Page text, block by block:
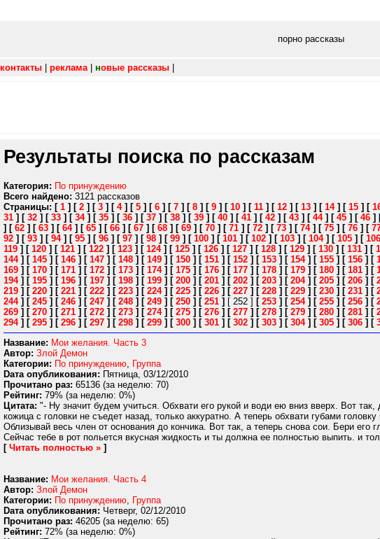
порно рассказы
контакты реклама| новые рассказы
Результаты поиска по рассказам
Категория: По принуждению
Всего найдено: 3121 рассказов
Страницы: [ 1 ] [ 2 ] [ 3 ] [ 4] [ 5 ] [ 6 ] [ 7 ] [ 8 ] [ 9 ] [ 10 ] [ 11 ] [ 12 ] [ 13 ] [ 14] [ 15 ] [
31 ] [ 32 ] [ 33 ] [ 34] [ 35 ] [ 36 ] [ 37 ] [ 38 ] [ 39 ] [ 40 ] [ 41 ] [ 42 ] [ 43 ] [ 44] [ 45 ] [ 46 ]
] [ 62 ] [ 63 ] [ 64] [ 65 ] [ 66 ] [ 67 ] [ 68 ] [ 69 ] [ 70 ] [ 71 ] [ 72 ] [ 73 ] [ 74] [ 75 ] [ 76 ] [
92 ] [ 93 ] [ 94] [ 95 ] [ 96 ] [ 97 ] [ 98 ] [ 99 ] [ 100 ] [ 101 ] [ 102 ] [ 103 ] [ 104] [ 105 ] [ 106
119 ] [ 120 ] [ 121 ] [ 122 ] [ 123 ] [ 124] [ 125 ] [ 126 ] [ 127 ] [ 128 ] [ 129 ] [ 130 ] [ 131 ] [
144] [ 145 ] [ 146 ] [ 147 ] [ 148 ] [ 149 ] [ 150 ] [ 151 ] [ 152 ] [ 153 ] [ 154] [ 155 ] [ 156 ] [
169 ] [ 170 ] [ 171 ] [ 172 ] [ 173 ] [ 174] [ 175 ] [ 176 ] [ 177 ] [ 178 ] [ 179 ] [ 180 ] [ 181 ] [
194] [ 195 ] [ 196 ] [ 197 ] [ 198 ] [ 199 ] [ 200 ] [ 201 ] [ 202 ] [ 203 ] [ 204] [ 205 ] [ 206 ] [
219 ] [ 220 ] [ 221 ] [ 222 ] [ 223 ] [ 224] [ 225 ] [ 226 ] [ 227 ] [ 228 ] [ 229 ] [ 230 ] [ 231 ] [
244] [ 245 ] [ 246 ] [ 247 ] [ 248 ] [ 249 ] [ 250 ] [ 251 ] [ 252 ] [ 253 ] [ 254] [ 255 ] [ 256 ] [
269 ] [ 270 ] [ 271 ] [ 272 ] [ 273 ] [ 274] [ 275 ] [ 276 ] [ 277 ] [ 278 ] [ 279 ] [ 280 ] [ 281 ] [
294] [ 295 ] [ 296 ] [ 297 ] [ 298 ] [ 299 ] [ 300 ] [ 301 ] [ 302 ] [ 303 ] [ 304] [ 305 ] [ 306 ] [
Название: Мои желания. Часть 3
Автор: Злой Демон
Категории: По принуждению, Группа
Dата опубликования: Пятница, 03/12/2010
Прочитано раз: 65136 (за неделю: 70)
Рейтинг: 79% (за неделю: 0%)
Цитата: "- Ну значит будем учиться. Обхвати его рукой и води ею вниз вверх. Вот
кожица с головки не съедет назад, только аккуратно. А теперь обхвати губами
Облизывай весь член от основания до кончика. Вот так, а теперь снова сои. Бери
Сейчас тебе в рот польется вкусная жидкость и ты должна ее полностью выпить. и
[ Читать полностью » ]
Название: Мои желания. Часть 4
Автор: Злой Демон
Категории: По принуждению, Группа
Dата опубликования: Четверг, 02/12/2010
Прочитано раз: 46205 (за неделю: 65)
Рейтинг: 72% (за неделю: 0%)